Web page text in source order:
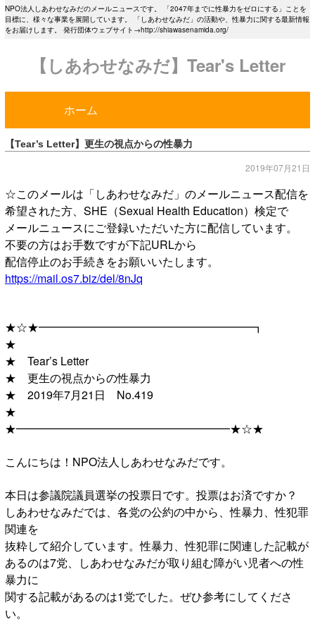
NPO法人しあわせなみだのメールニュースです。 「2047年までに性暴力をゼロにする」ことを
目標に、様々な事業を展開しています。 「しあわせなみだ」の活動や、性暴力に関する最新情報
をお届けします。 発行団体ウェブサイト→http://shiawasenamida.org/
【しあわせなみだ】Tear's Letter
ホーム
【Tear’s Letter】更生の視点からの性暴力
2019年07月21日
☆このメールは「しあわせなみだ」のメールニュース配信を
希望された方、SHE（Sexual Health Education）検定で
メールニュースにご登録いただいた方に配信しています。
不要の方はお手数ですが下記URLから
配信停止のお手続きをお願いいたします。
https://mail.os7.biz/del/8nJq
★☆★━━━━━━━━━━━━━━━━━━━┓
★
★ Tear’s Letter
★ 更生の視点からの性暴力
★ 2019年7月21日 No.419
★
★━━━━━━━━━━━━━━━━━━━★☆★
こんにちは！NPO法人しあわせなみだです。
本日は参議院議員選挙の投票日です。投票はお済ですか？
しあわせなみだでは、各党の公約の中から、性暴力、性犯罪
関連を
抜粋して紹介しています。性暴力、性犯罪に関連した記載が
あるのは7党、しあわせなみだが取り組む障がい児者への性
暴力に
関する記載があるのは1党でした。ぜひ参考にしてくださ
い。